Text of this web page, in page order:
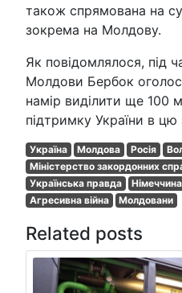
також спрямована на
зокрема на Молдову.
Як повідомлялося, під
Молдови Бербок
намір виділити ще 100
підтримку України в
Україна Молдова Росія
Міністерство закордонних
Українська правда
Німеччина
Агресивна війна
Молдовани
Related posts